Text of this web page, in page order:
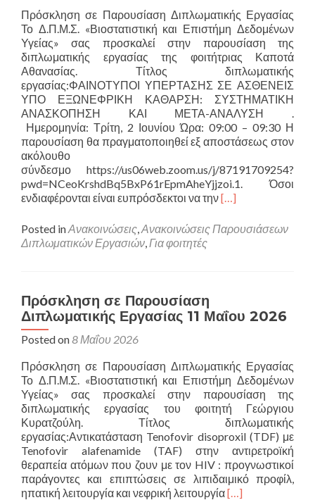
Πρόσκληση σε Παρουσίαση Διπλωματικής Εργασίας
Το Δ.Π.Μ.Σ. «Βιοστατιστική και Επιστήμη Δεδομένων
Υγείας» σας προσκαλεί στην παρουσίαση της
διπλωματικής εργασίας της φοιτήτριας Καποτά
Αθανασίας. Τίτλος διπλωματικής
εργασίας:ΦΑΙΝΟΤΥΠΟΙ ΥΠΕΡΤΑΣΗΣ ΣΕ ΑΣΘΕΝΕΙΣ
ΥΠΟ ΕΞΩΝΕΦΡΙΚΗ ΚΑΘΑΡΣΗ: ΣΥΣΤΗΜΑΤΙΚΗ
ΑΝΑΣΚΟΠΗΣΗ ΚΑΙ ΜΕΤΑ-ΑΝΑΛΥΣΗ .
Ημερομηνία: Τρίτη, 2 Ιουνίου Ώρα: 09:00 – 09:30 Η
παρουσίαση θα πραγματοποιηθεί εξ αποστάσεως στον
ακόλουθο
σύνδεσμο https://us06web.zoom.us/j/87191709254?
pwd=NCeoKrshdBq5BxP61rEpmAheYjjzoi.1. Όσοι
ενδιαφέρονται είναι ευπρόσδεκτοι να τηνRead
about
Πρόσκληση
02
Ιουνίου
[…]
Posted inΑνακοινώσεις,Ανακοινώσεις Παρουσιάσεων
Διπλωματικών Εργασιών,Για φοιτητές
Πρόσκληση σε Παρουσίαση
Διπλωματικής Εργασίας 11 Μαΐου 2026
Posted on8 Μαΐου 2026
Πρόσκληση σε Παρουσίαση Διπλωματικής Εργασίας
Το Δ.Π.Μ.Σ. «Βιοστατιστική και Επιστήμη Δεδομένων
Υγείας» σας προσκαλεί στην παρουσίαση της
διπλωματικής εργασίας του φοιτητή Γεώργιου
Κυρατζούλη. Τίτλος διπλωματικής
εργασίας:Αντικατάσταση Tenofovir disoproxil (TDF) με
Tenofovir alafenamide (TAF) στην αντιρετροϊκή
θεραπεία ατόμων που ζουν με τον HIV : προγνωστικοί
παράγοντες και επιπτώσεις σε λιπιδαιμικό προφίλ,
ηπατική λειτουργία και νεφρική λειτουργίαRead
[…]